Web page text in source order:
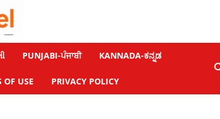
PUNJABI-ਪੰਜਾਬੀ KANNADA-ಕನ್ನಡ
OF USE PRIVACY POLICY